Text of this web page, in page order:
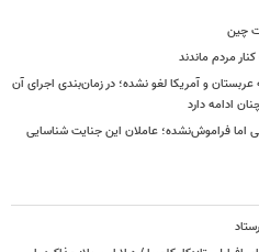
چین
مردم ماندند
و آمریکا لغو نشده؛ در زمان‌بندی اجرای آن
ادامه دارد
اما فراموش‌نشده؛ عاملان این جنایت شناسایی